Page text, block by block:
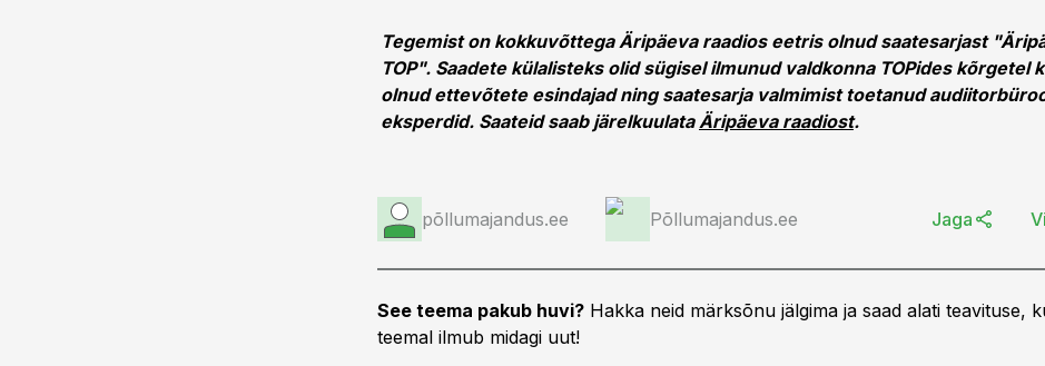
Tegemist on kokkuvõttega Äripäeva raadios eetris olnud saatesarjast
TOP". Saadete külalisteks olid sügisel ilmunud valdkonna TOPides kõrgetel
olnud ettevõtete esindajad ning saatesarja valmimist toetanud
eksperdid. Saateid saab järelkuulataÄripäeva raadiost.
põllumajandus.ee Põllumajandus.ee Jaga
See teema pakub huvi? Hakka neid märksõnu jälgima ja saad alati teavituse,
teemal ilmub midagi uut!